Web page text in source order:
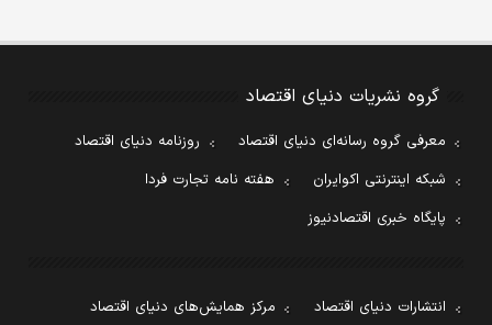
گروه نشریات دنیای اقتصاد
معرفی گروه رسانه‌ای دنیای اقتصاد
روزنامه دنیای اقتصاد
شبکه اینترنتی اکوایران
هفته نامه تجارت فردا
پایگاه خبری اقتصادنیوز
انتشارات دنیای اقتصاد
مرکز همایش‌های دنیای اقتصاد